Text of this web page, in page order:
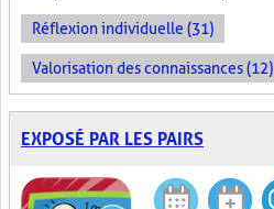
Réflexion individuelle (31)
Valorisation des connaissances (12)
EXPOSÉ PAR LES PAIRS